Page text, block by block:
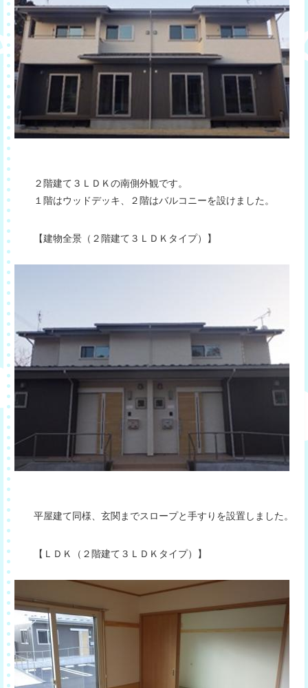
２階建て３ＬＤＫの南側外観です。
１階はウッドデッキ、２階はバルコニーを設けました。
【建物全景（２階建て３ＬＤＫタイプ）】
平屋建て同様、玄関までスロープと手すりを設置しました。
【ＬＤＫ（２階建て３ＬＤＫタイプ）】